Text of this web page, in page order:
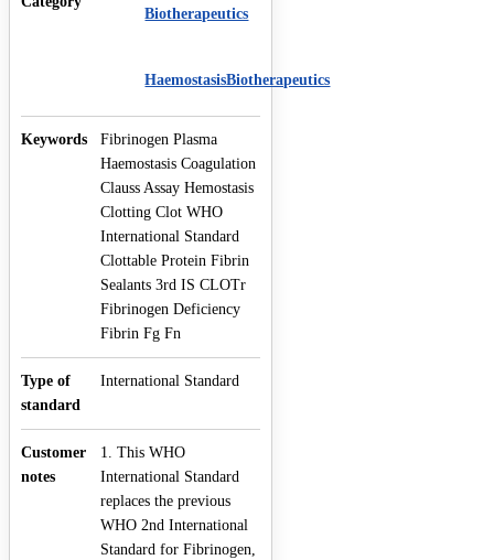
Biotherapeutics
HaemostasisBiotherapeutics
Keywords
Fibrinogen Plasma
Haemostasis Coagulation
Clauss Assay Hemostasis
Clotting Clot WHO
International Standard
Clottable Protein Fibrin
Sealants 3rd IS CLOTr
Fibrinogen Deficiency
Fibrin Fg Fn
Type of
standard
International Standard
Customer
notes
1. This WHO
International Standard
replaces the previous
WHO 2nd International
Standard for Fibrinogen,